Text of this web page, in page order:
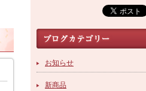
お知らせ
新商品